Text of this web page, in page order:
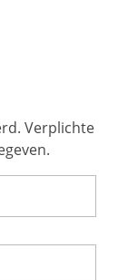
Verplichte